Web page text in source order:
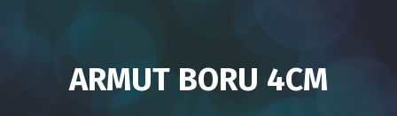
ARMUT BORU 4CM